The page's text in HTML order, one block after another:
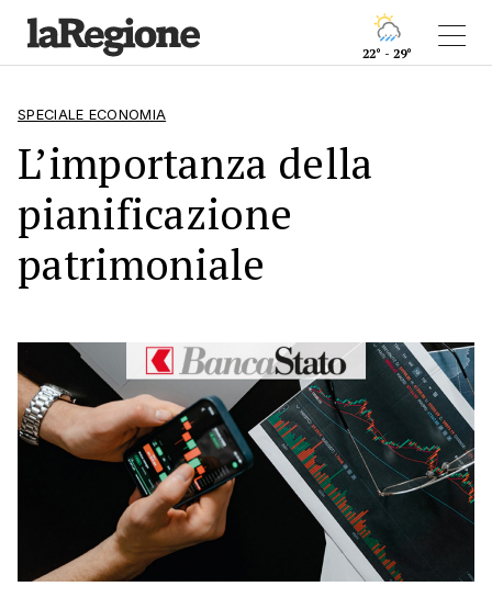
22° - 29°
SPECIALE ECONOMIA
L’importanza della
pianificazione
patrimoniale